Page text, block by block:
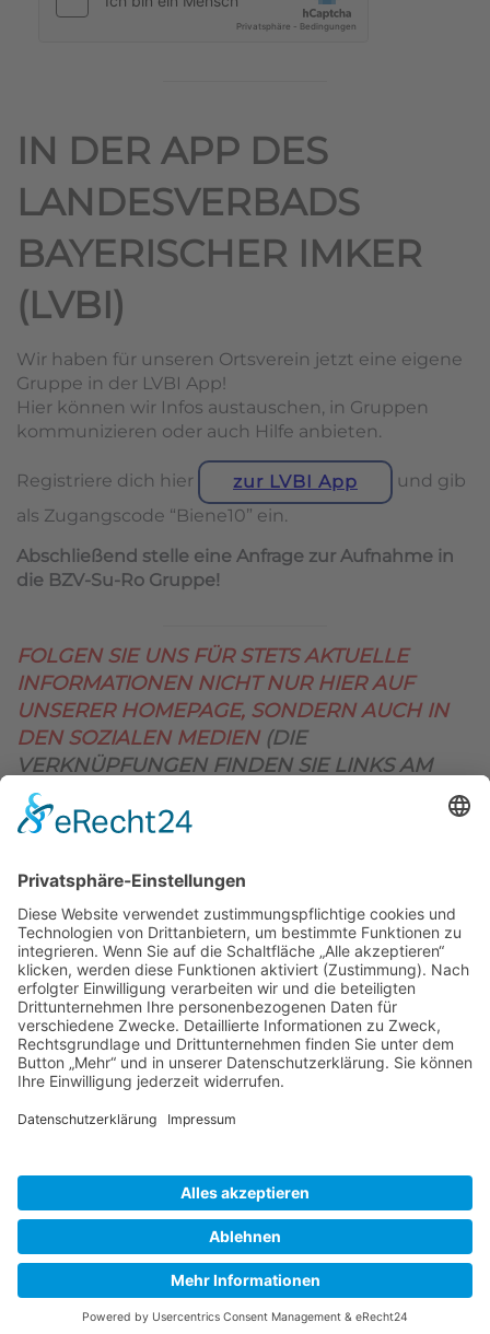
IN DER APP DES
LANDESVERBADS
BAYERISCHER IMKER
(LVBI)
Wir haben für unseren Ortsverein jetzt eine eigene
Gruppe in der LVBI App!
Hier können wir Infos austauschen, in Gruppen
kommunizieren oder auch Hilfe anbieten.
Registriere dich hier zur LVBI App
und gib
als Zugangscode “Biene10” ein.
Abschließend stelle eine Anfrage zur Aufnahme in
die BZV-Su-Ro Gruppe!
FOLGEN SIE UNS FÜR STETS AKTUELLE
INFORMATIONEN NICHT NUR HIER AUF
UNSERER HOMEPAGE, SONDERN AUCH IN
DEN SOZIALEN MEDIEN (DIE
VERKNÜPFUNGEN FINDEN SIE LINKS AM
OBEREN SEITENRAND)
BIENENZUCHTVEREIN SULZBACH-ROSENBERG
1871 E.V.
1. Vorsitzender
Matthias Bohmann
Siebeneichen 13
92237 Sulzbach-Rosenberg
E-Mail: vorstand@bienenzuchtverein-sulzbach-
Copyright © Bienenzuchtverein
Sulzbach-Rosenberg 1871 e.V.
Kontakt|Impressum|Datenschutzerklärung|
Cookie-Einstellungen